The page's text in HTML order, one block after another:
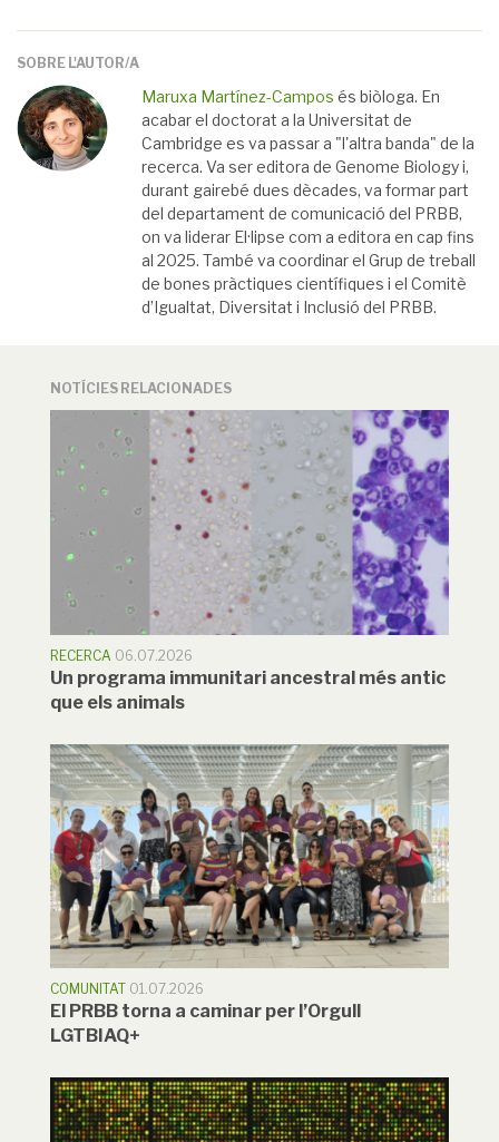
SOBRE L'AUTOR/A
Maruxa Martínez-Campos és biòloga. En
acabar el doctorat a la Universitat de
Cambridge es va passar a "l'altra banda" de la
recerca. Va ser editora de Genome Biology i,
durant gairebé dues dècades, va formar part
del departament de comunicació del PRBB,
on va liderar El·lipse com a editora en cap fins
al 2025. També va coordinar el Grup de treball
de bones pràctiques científiques i el Comitè
d’Igualtat, Diversitat i Inclusió del PRBB.
NOTÍCIES RELACIONADES
RECERCA 06.07.2026
Un programa immunitari ancestral més antic
que els animals
COMUNITAT 01.07.2026
El PRBB torna a caminar per l’Orgull
LGTBIAQ+